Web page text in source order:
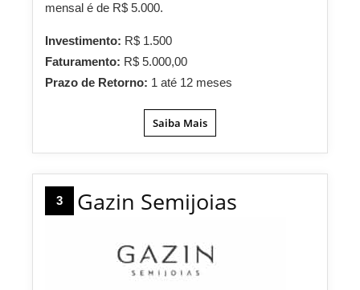
mensal é de R$ 5.000.
Investimento: R$ 1.500
Faturamento: R$ 5.000,00
Prazo de Retorno: 1 até 12 meses
Saiba Mais
3 Gazin Semijoias